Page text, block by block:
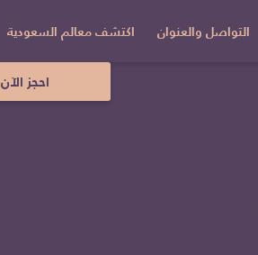
التواصل والعنوان اكتشف معالم السعودية
احجز الآن